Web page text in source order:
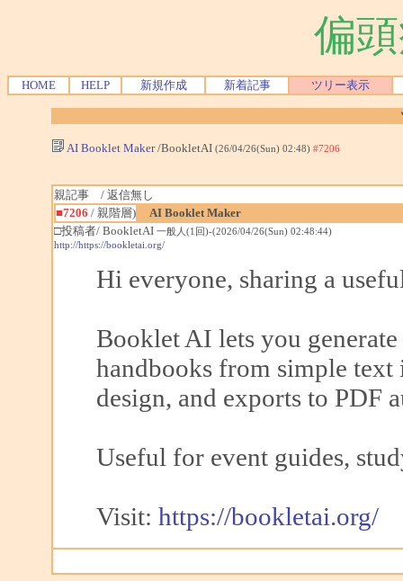
偏
HOME HELP 新規作成 新着記事 ツリー表示
AI Booklet Maker/BookletAI (26/04/26(Sun) 02:48) #7206
親記事 / 返信無し
■7206 / 親階層)
AI Booklet Maker
□投稿者/ BookletAI 一般人(1回)-(2026/04/26(Sun) 02:48:44)
http://https://bookletai.org/
Hi everyone, sharing a
Booklet AI lets you
handbooks from simple
design, and exports to PDF
Useful for event guides,
Visit: https://bookletai.org/